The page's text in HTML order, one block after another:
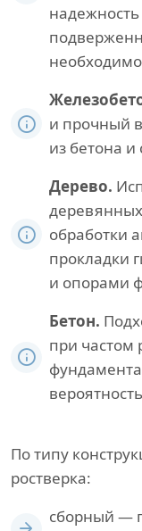
и прочный
из бетона
Дерево.
обработки
прокладки
и опорами
Бетон.
при частом
По типу
ростверка:
сборный —